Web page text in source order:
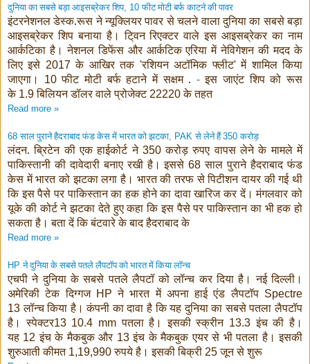
दुनिया का सबसे बड़ा आइसब्रेकर शिप, 10फीट मोटी बर्फ काटने की पावर
इंटरनेशनल डेस्क.रूस ने न्यूक्लियर पावर से चलने वाला दुनिया का सबसे बड़ा
आइसब्रेकर शिप बनाया है। टि्वन रिएक्टर वाले इस आइसब्रेकर का नाम
आर्कटिका है। नेशनल डिफेंस और आर्कटिक एरिया में नेविगेशन की मदद के
लिए इसे 2017के आखिर तक 'रशियन अटॉमिक फ्लीट'में शामिल किया
जाएगा।
10फीट मोटी बर्फ हटाने में सक्षम . - इस जाएंट शिप को रूस
के 1.9बिलियन डॉलर वाले प्रोजेक्ट 22220के तहत
Read more »
68साल पुराने हैदराबाद फंड केस में भारत को झटका, PAKसे लेने हैं350करोड़
लंदन. ब्रिटेन की एक हाईकोर्ट ने 350करोड़ रुपए वापस लेने के मामले में
पाकिस्तानी की दावेदारी बनाए रखी है। इससे68साल पुराने हैदराबाद फंड
केस में भारत को झटका लगा है। भारत की तरफ से पिटीशन दायर की गई थी
कि इस पैसे पर पाकिस्तान का हक होने का दावा खारिज कर दें। मंगलवार को
यूके की कोर्ट ने झटका देते हुए कहा कि इस पैसे पर पाकिस्तान का भी हक हो
सकता है। बता दें कि बंटवारे के बाद हैदराबाद के
Read more »
HPने दुनिया के सबसे पतले लैपटॉप को भारत में किया लॉन्च
एचपी ने दुनिया के सबसे पतले लैपटॉ को लॉन्च कर दिया है। नई दिल्ली।
अमेरिकी टेक दिग्गज HPने भारत में अपना हाई एंड लैपटॉप Spectre
13लॉन्च किया है। कंपनी का दावा है कि यह दुनिया का सबसे पतला लैपटॉप
है। स्पेक्टर13 10.4 mmपतला है। इसकी स्क्रीन 13.3इंच की है।
यह 12इंच के मैकबुक और 13इंच के मैकबुक एयर से भी पतला है। इसकी
शुरुआती कीमत 1,19,990रुपये है। इसकी बिक्री 25जून से शुरू